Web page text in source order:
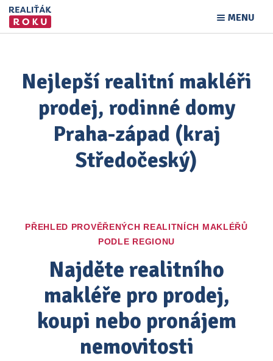
MENU
Nejlepší realitní makléři
prodej, rodinné domy
Praha-západ (kraj
Středočeský)
PŘEHLED PROVĚŘENÝCH REALITNÍCH MAKLÉŘŮ
PODLE REGIONU
Najděte realitního
makléře pro prodej,
koupi nebo pronájem
nemovitosti